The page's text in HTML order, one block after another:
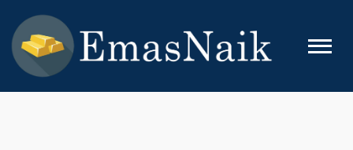
content
EMASNAIK
Topik Seputar Emas